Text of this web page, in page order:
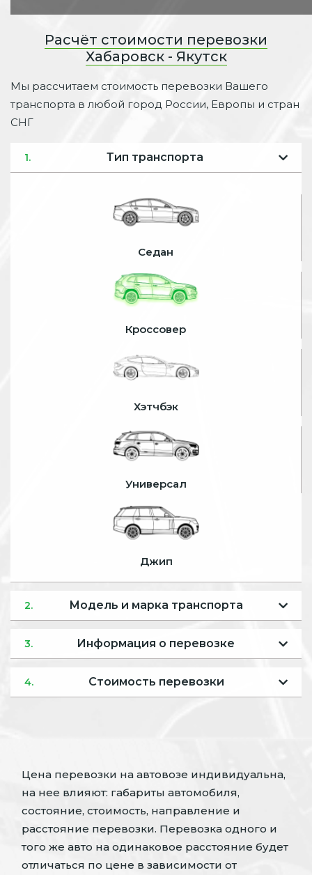
Расчёт стоимости перевозки
Хабаровск - Якутск
Мы рассчитаем стоимость перевозки Вашего
транспорта в любой город России, Европы и стран
СНГ
1. Тип транспорта
Седан
Кроссовер
Хэтчбэк
Универсал
Джип
2. Модель и марка транспорта
3. Информация о перевозке
4. Стоимость перевозки
Цена перевозки на автовозе индивидуальна,
на нее влияют: габариты автомобиля,
состояние, стоимость, направление и
расстояние перевозки. Перевозка одного и
того же авто на одинаковое расстояние будет
отличаться по цене в зависимости от